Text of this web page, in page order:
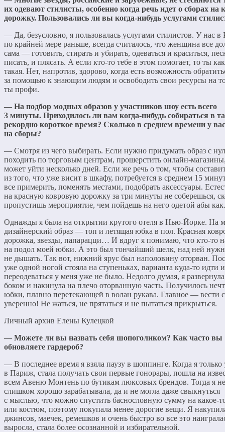
их одевают стилисты, особенно когда речь идет о сборах на
дорожку. Пользовались ли вы когда-нибудь услугами
— Да, безусловно, я пользовалась услугами стилистов. У нас в
по крайней мере раньше, всегда считалось, что женщина все
сама — готовить, стирать и убирать, одеваться и краситься,
писать, и плясать. А если кто-то тебе в этом помогает, то ты
такая. Нет, напротив, здорово, когда есть возможность
за помощью к знающим людям и освободить свои ресурсы на
ты профи.
— На подбор модных образов у участников шоу есть всего
3 минуты. Приходилось ли вам когда-нибудь собираться в
рекордно короткое время? Сколько в среднем времени у
на сборы?
— Смотря из чего выбирать. Если нужно придумать образ с
походить по торговым центрам, прошерстить онлайн-
может уйти несколько дней. Если же речь о том, чтобы
из того, что уже висит в шкафу, потребуется в среднем 15
все примерить, поменять местами, подобрать аксессуары.
на красную ковровую дорожку за три минуты не соберешься,
пропустишь мероприятие, чем пойдешь на него одетой абы как.
Однажды я была на открытии крутого отеля в Нью-Йорке. На
дизайнерский образ — топ и летящая юбка в пол. Красная
дорожка, звезды, папарацци… И вдруг я понимаю, что кто-то
на подол моей юбки. А это был тончайший шелк, над ней
не дышать. Так вот, нижний ярус был наполовину оторван.
уже одной ногой стояла на ступеньках, варианта куда-то идти и
переодеваться у меня уже не было. Недолго думая, я
боком и накинула на плечо оторванную часть. Получилось
юбки, плавно перетекающей в волан рукава. Главное — вести
уверенно! Не жаться, не прятаться и не пытаться прикрыться.
Личный архив Елены Кулецкой
— Можете ли вы назвать себя шопоголиком? Как часто вы
обновляете гардероб?
— В последнее время я взяла паузу в шоппинге. Когда я только
в Париж, стала получать свои первые гонорары, пошла на
всем Авеню Монтень по бутикам люксовых брендов. Тогда я не
слишком хорошо зарабатывала, да и не могла даже свыкнуться
с мыслью, что можно спустить баснословную сумму на какое-
или костюм, поэтому покупала менее дорогие вещи. Я
джинсов, маечек, ремешков и очень быстро во все это
выросла, стала более осознанной и избирательной.